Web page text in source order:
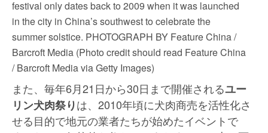
festival only dates back to 2009 when it was launched
in the city in China’s southwest to celebrate the
summer solstice. PHOTOGRAPH BY Feature China /
Barcroft Media (Photo credit should read Feature China
/ Barcroft Media via Getty Images)
また、毎年6月21日から30日まで開催されるユー
リン犬肉祭りは、2010年頃に犬肉商売を活性化さ
せる目的で地元の業者たちが始めたイベントで